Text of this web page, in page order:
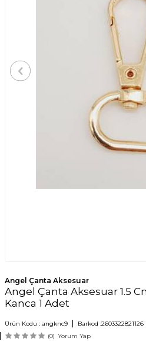
Angel Çanta Aksesuar
Angel Çanta Aksesuar 1.5
Kanca 1 Adet
Ürün Kodu : angknc9 Barkod :2603322821126
(0) Yorum Yap